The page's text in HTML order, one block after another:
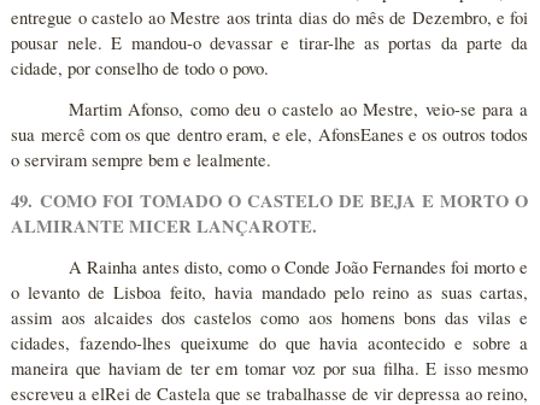
entregue o castelo ao Mestre aos trinta dias do mês de Dezembro, e foi
pousar nele. E mandou-o devassar e tirar-lhe as portas da parte da
cidade, por conselho de todo o povo.
Martim Afonso, como deu o castelo ao Mestre, veio-se para a
sua mercê com os que dentro eram, e ele, AfonsEanes e os outros todos
o serviram sempre bem e lealmente.
49. COMO FOI TOMADO O CASTELO DE BEJA E MORTO O
ALMIRANTE MICER LANÇAROTE.
A Rainha antes disto, como o Conde João Fernandes foi morto e
o levanto de Lisboa feito, havia mandado pelo reino as suas cartas,
assim aos alcaides dos castelos como aos homens bons das vilas e
cidades, fazendo-lhes queixume do que havia acontecido e sobre a
maneira que haviam de ter em tomar voz por sua filha. E isso mesmo
escreveu a elRei de Castela que se trabalhasse de vir depressa ao reino,